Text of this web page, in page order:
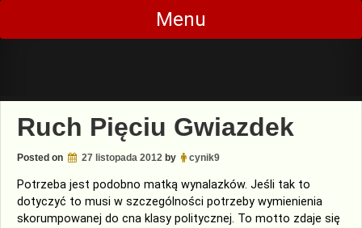
Skip
content
Menu
Ruch Pięciu Gwiazdek
Posted on 27 listopada 2012 by cynik9
Potrzeba jest podobno matką wynalazków. Jeśli tak to
dotyczyć to musi w szczególności potrzeby wymienienia
skorumpowanej do cna klasy politycznej. To motto zdaje się